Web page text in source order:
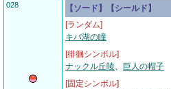
028
【ソード】【シールド】
[ランダム]
キバ湖の瞳
[徘徊シンボル]
ナックル丘陵、
巨人の帽子
[固定シンボル]